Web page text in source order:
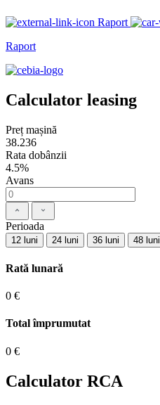
Raport
Raport
Calculator leasing
Preț mașină
38.236
Rata dobânzii
4.5%
Avans
Perioada
12 luni 24 luni 36 luni 48 luni
Rată lunară
0 €
Total împrumutat
0 €
Calculator RCA